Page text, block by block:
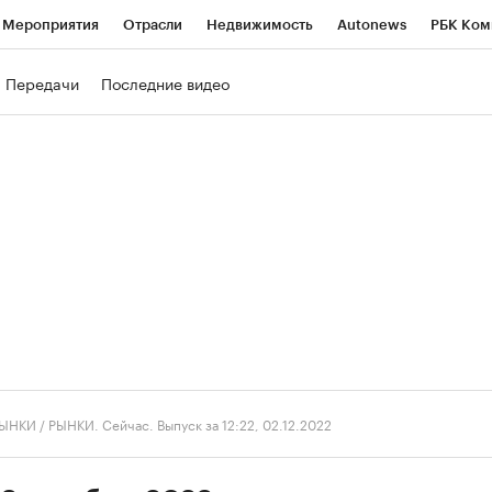
Мероприятия Отрасли Недвижимость Autonews РБК
Передачи Последние видео
/ РЫНКИ. Сейчас. Выпуск за 12:22, 02.12.2022